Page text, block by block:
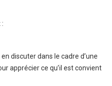
:
discuter dans le cadre d’une
apprécier ce qu’il est convient